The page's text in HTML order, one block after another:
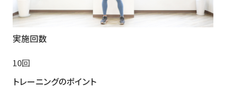
実施回数
10回
トレーニングのポイント